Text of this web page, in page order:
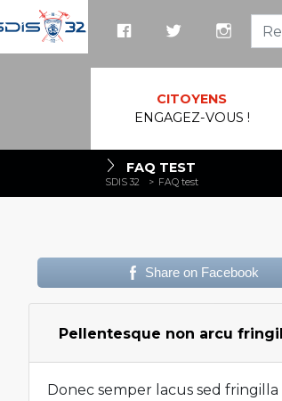
CITOYENS
ENGAGEZ-VOUS !
FAQ TEST
SDIS 32 > FAQ test
Share on Facebook
Pellentesque non arcu
Donec semper lacus sed